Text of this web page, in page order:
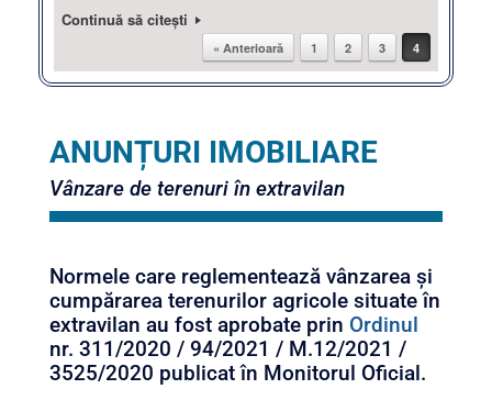
Continuă să citești
Post navigation
« Anterioară 1 2 3 4
ANUNȚURI IMOBILIARE
Vânzare de terenuri în extravilan
Normele care reglementează vânzarea și
cumpărarea terenurilor agricole situate în
extravilan au fost aprobate prin Ordinul
nr. 311/2020 / 94/2021 / M.12/2021 /
3525/2020 publicat în Monitorul Oficial.